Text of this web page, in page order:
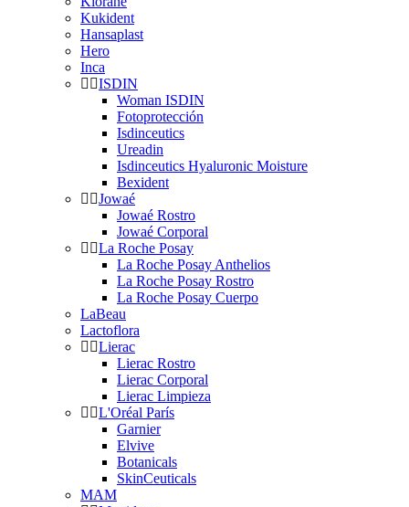
Kukident
Hansaplast
Hero
Inca
ISDIN
Woman ISDIN
Fotoprotección
Isdinceutics
Ureadin
Isdinceutics Hyaluronic Moisture
Bexident
Jowaé
Jowaé Rostro
Jowaé Corporal
La Roche Posay
La Roche Posay Anthelios
La Roche Posay Rostro
La Roche Posay Cuerpo
LaBeau
Lactoflora
Lierac
Lierac Rostro
Lierac Corporal
Lierac Limpieza
L'Oréal París
Garnier
Elvive
Botanicals
SkinCeuticals
MAM